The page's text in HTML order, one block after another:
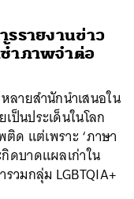
รรายงานข่าว
ำภาพจำต่อ
ลายสำนักนำเสนอใน
ป็นประเด็นในโลก
ติด แต่เพราะ ‘ภาษา
ดบาดแผลเก่าใน
วมกลุ่ม LGBTQIA+